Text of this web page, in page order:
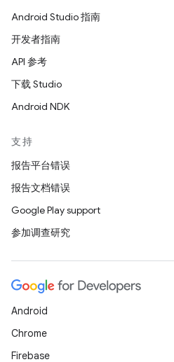
Android Studio 指南
开发者指南
API 参考
下载 Studio
Android NDK
支持
报告平台错误
报告文档错误
Google Play support
参加调查研究
Android
Chrome
Firebase